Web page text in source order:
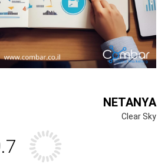
NETANYA
Clear Sky